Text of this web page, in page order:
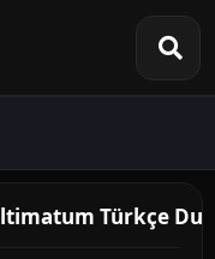
Türkçe